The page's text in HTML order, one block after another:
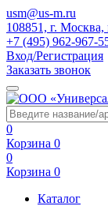
usm@us-m.ru
108851, г.
+7 (495) 962-967-
Вход/Регистрация
Заказать звонок
0
Корзина 0
0
Корзина 0
Каталог